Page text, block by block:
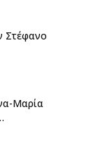
Στέφανο
Μαρία